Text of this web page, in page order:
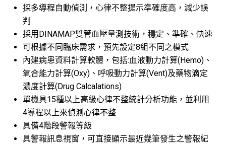
採多導程自動偵測，心律不整提示準確度高，減少誤
判
採用DINAMAP雙管血壓量測技術，穩定、準確、快速
可根據不同臨床需求，預先設定8組不同之模式
內建病患資料計算軟體，包括:血液動力計算(Hemo)、
氧合能力計算(Oxy)、呼吸動力計算(Vent)及藥物滴定
濃度計算(Drug Calcalations)
單機具15種以上高級心律不整統計分析功能，並利用
4導程以上來偵測心律不整
具備4階段警報等級
具警報訊息視窗，可直接顯示最近幾筆發生之警報紀